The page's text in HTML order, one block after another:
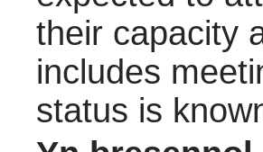
their capacity
includes
status is